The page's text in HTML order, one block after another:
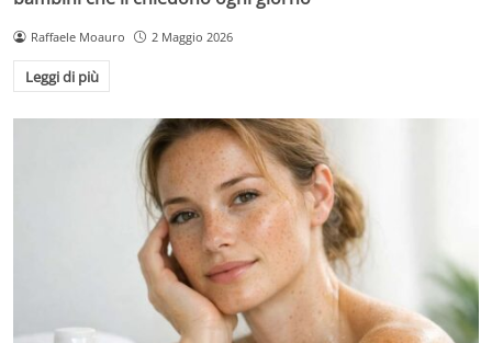
Raffaele Moauro 2 Maggio 2026
Leggi di più